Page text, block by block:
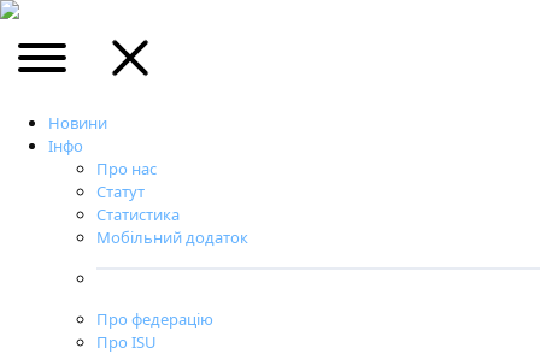
Новини
Інфо
Про нас
Статут
Статистика
Мобільний додаток
Про федерацію
Про ISU